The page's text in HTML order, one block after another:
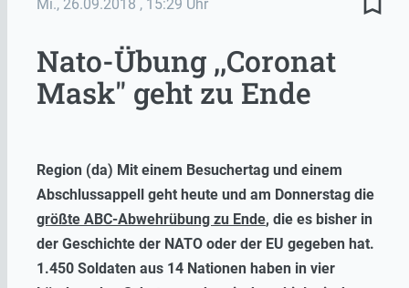
Mi., 26.09.2018 , 15:29 Uhr
Nato-Übung ,,Coronat
Mask" geht zu Ende
Region (da) Mit einem Besuchertag und einem
Abschlussappell geht heute und am Donnerstag die
größte ABC-Abwehrübung zu Ende, die es bisher in
der Geschichte der NATO oder der EU gegeben hat.
1.450 Soldaten aus 14 Nationen haben in vier